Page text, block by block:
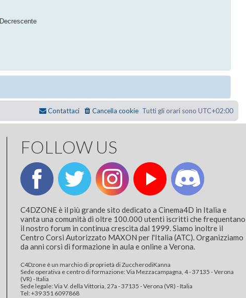
Decrescente
Tutti gli orari sono UTC+02:00
Cancella cookie
Contattaci
FOLLOW US
C4DZONE è il più grande sito dedicato a Cinema4D in Italia e
vanta una comunità di oltre 100.000 utenti iscritti che frequentano
il nostro forum in continua crescita dal 1999. Siamo inoltre il
Centro Corsi Autorizzato MAXON per l'Italia (ATC). Organizziamo
da anni corsi di formazione in aula e online a Verona.
C4Dzone è un marchio di proprietà di ZuccherodiKanna
Sede operativa e centro di formazione: Via Mezzacampagna, 4 - 37135 - Verona
(VR) - Italia
Sede legale: Via V. della Vittoria, 27a - 37135 - Verona (VR) - Italia
Tel: +39 351 6097868‬